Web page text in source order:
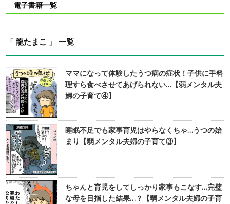
電子書籍一覧
「 龍たまこ 」 一覧
ママになって体験したうつ病の症状！子供に手料
理すら食べさせてあげられない…【弱メンタル夫
婦の子育て④】
睡眠不足でも家事育児はやらなくちゃ…うつの始
まり【弱メンタル夫婦の子育て③】
ちゃんと育児をしてしっかり家事もこなす…完璧
な母を目指した結果…？【弱メンタル夫婦の子育